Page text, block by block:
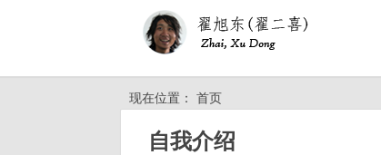
现在位置： 首页
自我介绍